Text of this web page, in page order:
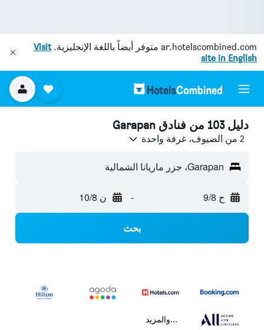
ar.hotelscombined.com متوفر أيضاً باللغة الإنجليزية.Visit
site in English
دليل 103 من فنادق Garapan
2 من الضيوف، غرفة واحدة
Garapan، جزر ماريانا الشمالية
ح 9/8 - ن 10/8
بحث
...والمزيد